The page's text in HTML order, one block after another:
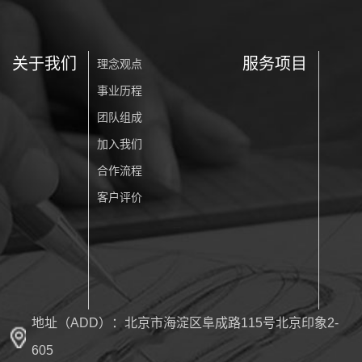
关于我们 理念观点
事业历程
团队组成
加入我们
合作流程
客户评价
服务项目
地址（ADD）：北京市海淀区阜成路115号北京印象2-
605